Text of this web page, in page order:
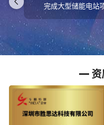
业务扩大，增加海